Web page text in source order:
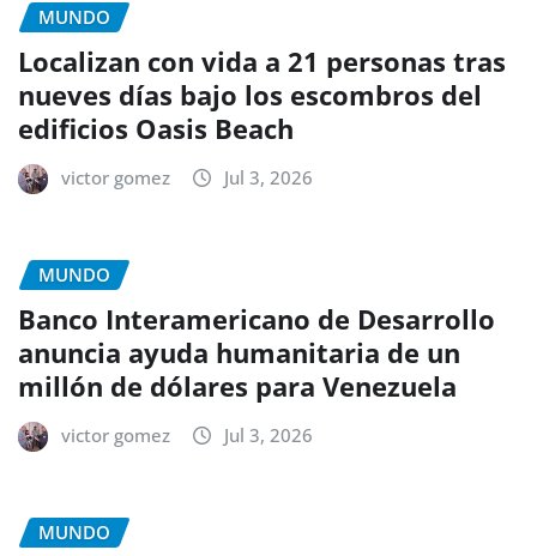
MUNDO
Localizan con vida a 21 personas tras
nueves días bajo los escombros del
edificios Oasis Beach
victor gomez Jul 3, 2026
MUNDO
Banco Interamericano de Desarrollo
anuncia ayuda humanitaria de un
millón de dólares para Venezuela
victor gomez Jul 3, 2026
MUNDO